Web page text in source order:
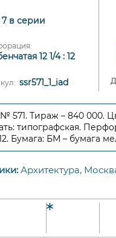
7 в серии
12 1/4 : 12
ssr571_1_iad
№ 571. Тираж – 840 000.
типографская.
Бумага: БМ – бумага
Архитектура,